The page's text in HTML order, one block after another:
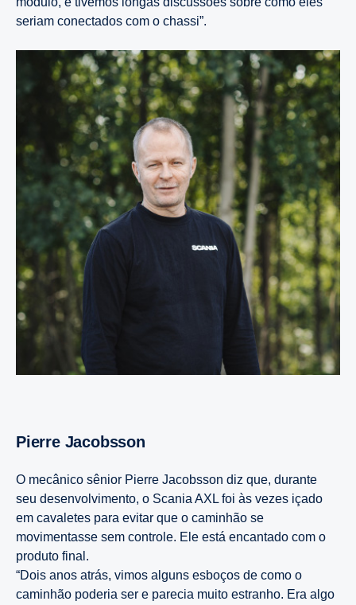
seriam conectados com o chassi”.
Pierre Jacobsson
O mecânico sênior Pierre Jacobsson diz que, durante
seu desenvolvimento, o Scania AXL foi às vezes içado
em cavaletes para evitar que o caminhão se
movimentasse sem controle. Ele está encantado com o
produto final.
“Dois anos atrás, vimos alguns esboços de como o
caminhão poderia ser e parecia muito estranho. Era algo